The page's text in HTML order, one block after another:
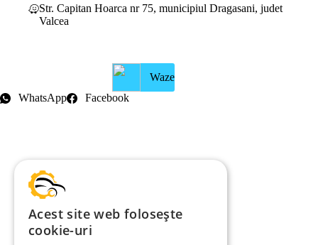
Str. Capitan Hoarca nr 75, municipiul Dragasani, judet
Valcea
Waze
WhatsApp
Facebook
Politica de ramburs și retur
Formular de retur
Garanții
ANPCAcest site web folosește
cookie-uri